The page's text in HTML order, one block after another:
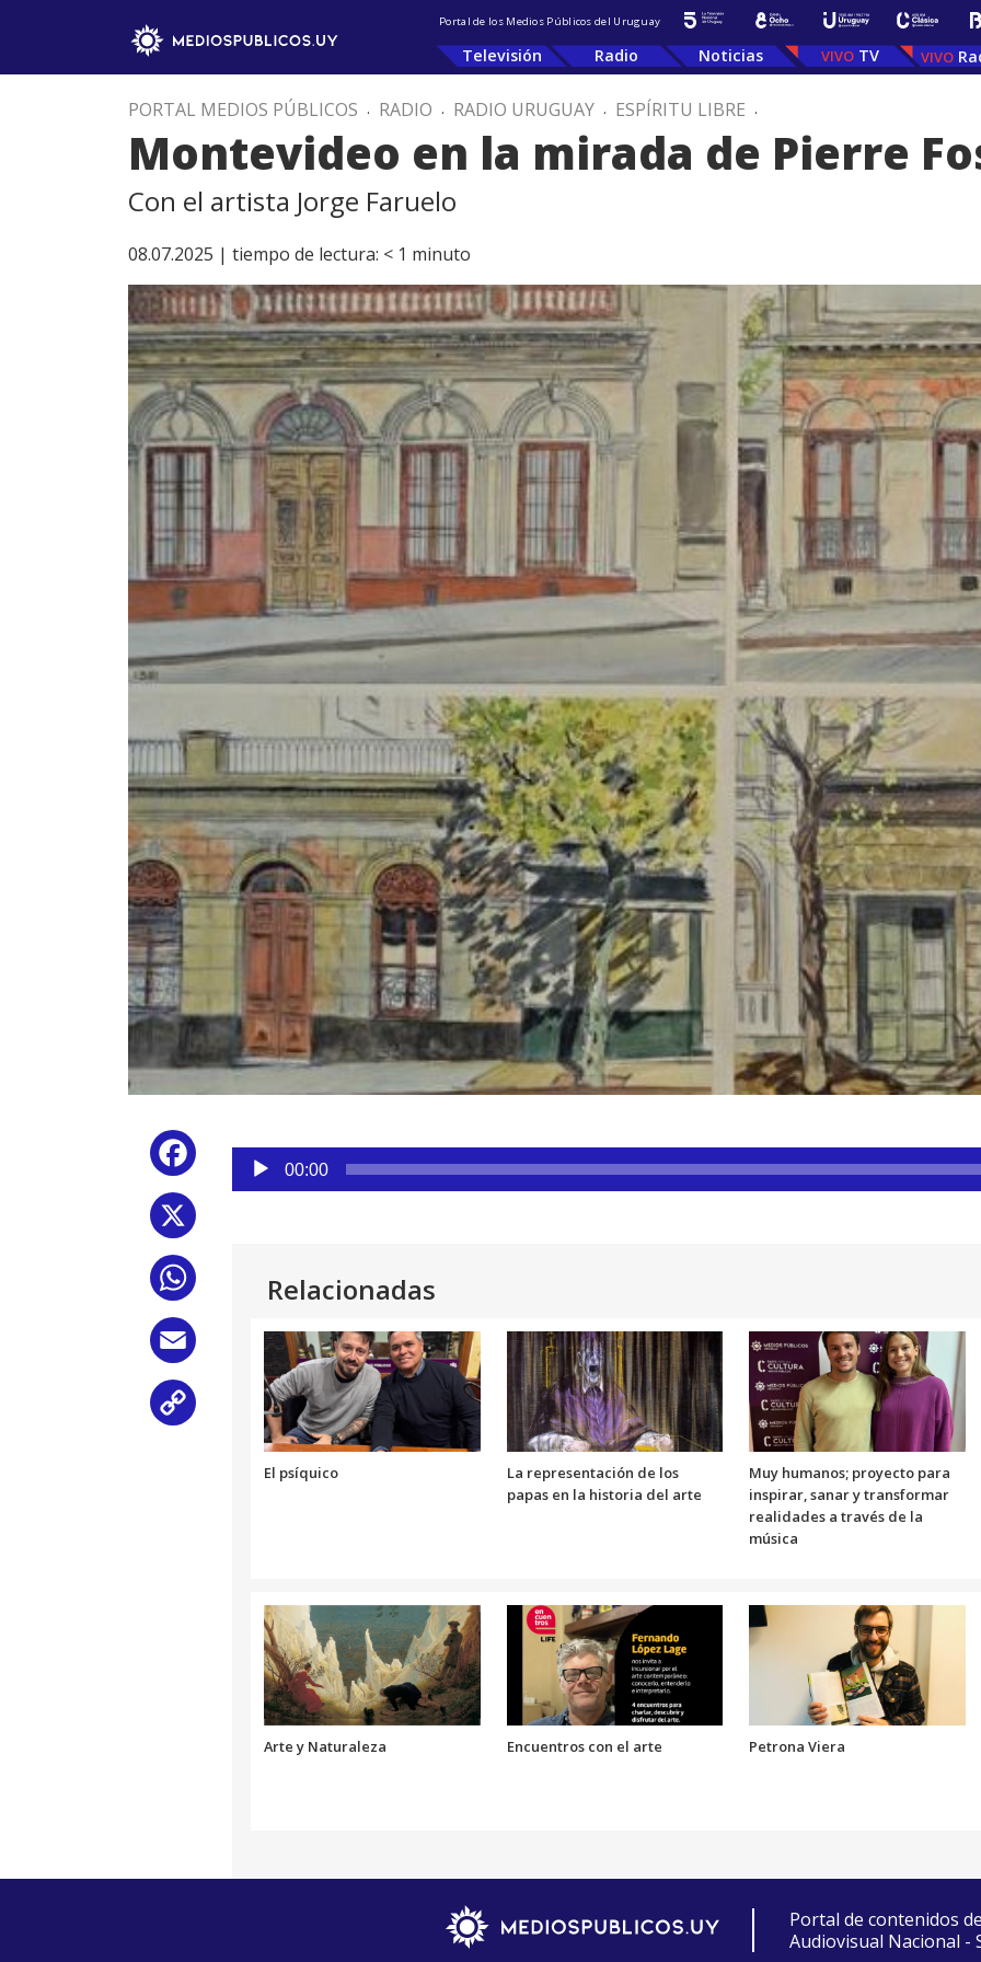
Portal de los Medios Públicos del Uruguay
Televisión Radio Noticias TV
PORTAL MEDIOS PÚBLICOS . RADIO . RADIO URUGUAY . ESPÍRITU LIBRE .
Montevideo en la mirada de Pierre
Con el artista Jorge Faruelo
08.07.2025 | tiempo de lectura: < 1 minuto
Facebook
WhatsApp
Reproductor
audio
00:00
Relacionadas
El psíquico
La representación de los
papas en la historia del arte
Muy humanos; proyecto para
inspirar, sanar y transformar
realidades a través de la
música
Arte y Naturaleza Encuentros con el arte Petrona Viera
Portal de contenidos
Audiovisual Nacional -